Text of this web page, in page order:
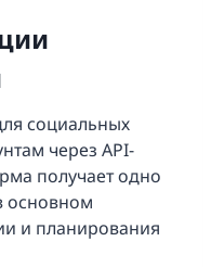
социальных
через API-
получает одно
основном
и планирования